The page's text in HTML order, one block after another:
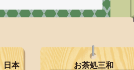
日本
お茶処三和